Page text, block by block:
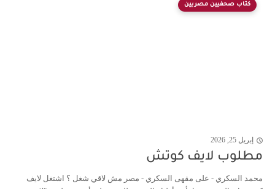
كتاب صحفيين مصريين
إبريل 25, 2026
مطلوب لايف كوتش
محمد السكري - على مقهى السكري - مصر مش لاقي شغل ؟ اشتغل لايف